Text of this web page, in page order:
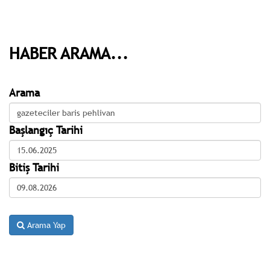
HABER ARAMA...
Arama
Başlangıç Tarihi
Bitiş Tarihi
Arama Yap